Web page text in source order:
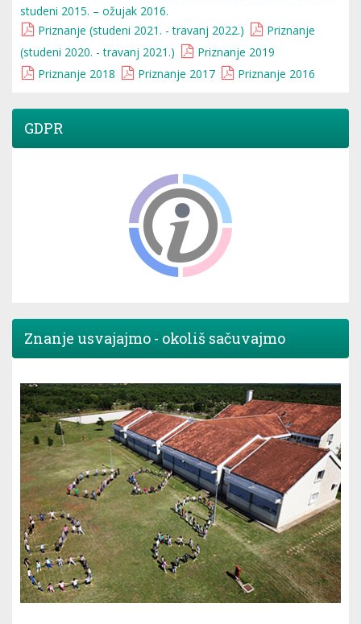
studeni 2015. – ožujak 2016.
Priznanje (studeni 2021. - travanj 2022.)
Priznanje
(studeni 2020. - travanj 2021.)
Priznanje 2019
Priznanje 2018
Priznanje 2017 Priznanje 2016
GDPR
Znanje usvajajmo - okoliš sačuvajmo